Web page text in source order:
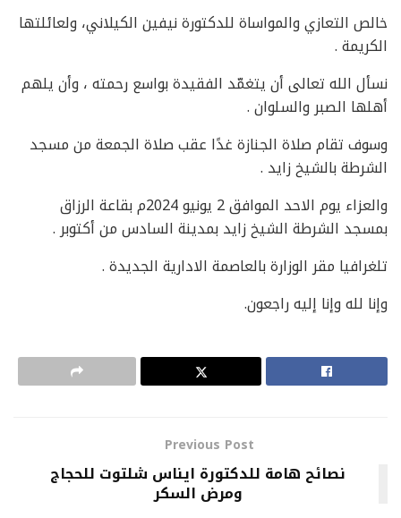
خالص التعازي والمواساة للدكتورة نيفين الكيلاني، ولعائلتها
الكريمة .
نسأل الله تعالى أن يتغمّد الفقيدة بواسع رحمته ، وأن يلهم
أهلها الصبر والسلوان .
وسوف تقام صلاة الجنازة غدًا عقب صلاة الجمعة من مسجد
الشرطة بالشيخ زايد .
والعزاء يوم الاحد الموافق 2 يونيو 2024م بقاعة الرزاق
بمسجد الشرطة الشيخ زايد بمدينة السادس من أكتوبر .
تلغرافيا مقر الوزارة بالعاصمة الادارية الجديدة .
وإنا لله وإنا إليه راجعون.
Previous Post
نصائح هامة للدكتورة ايناس شلتوت للحجاج
ومرض السكر